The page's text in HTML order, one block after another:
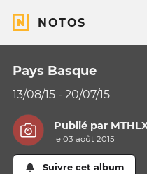
NOTOS
Pays Basque
13/08/15 - 20/07/15
Publié par
le 03 août 2015
Suivre cet album